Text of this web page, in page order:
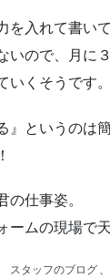
を入れて書い
いので、月に
いくそうです。
』というのは
の仕事姿。
ームの現場で
スタッフのブログ 、